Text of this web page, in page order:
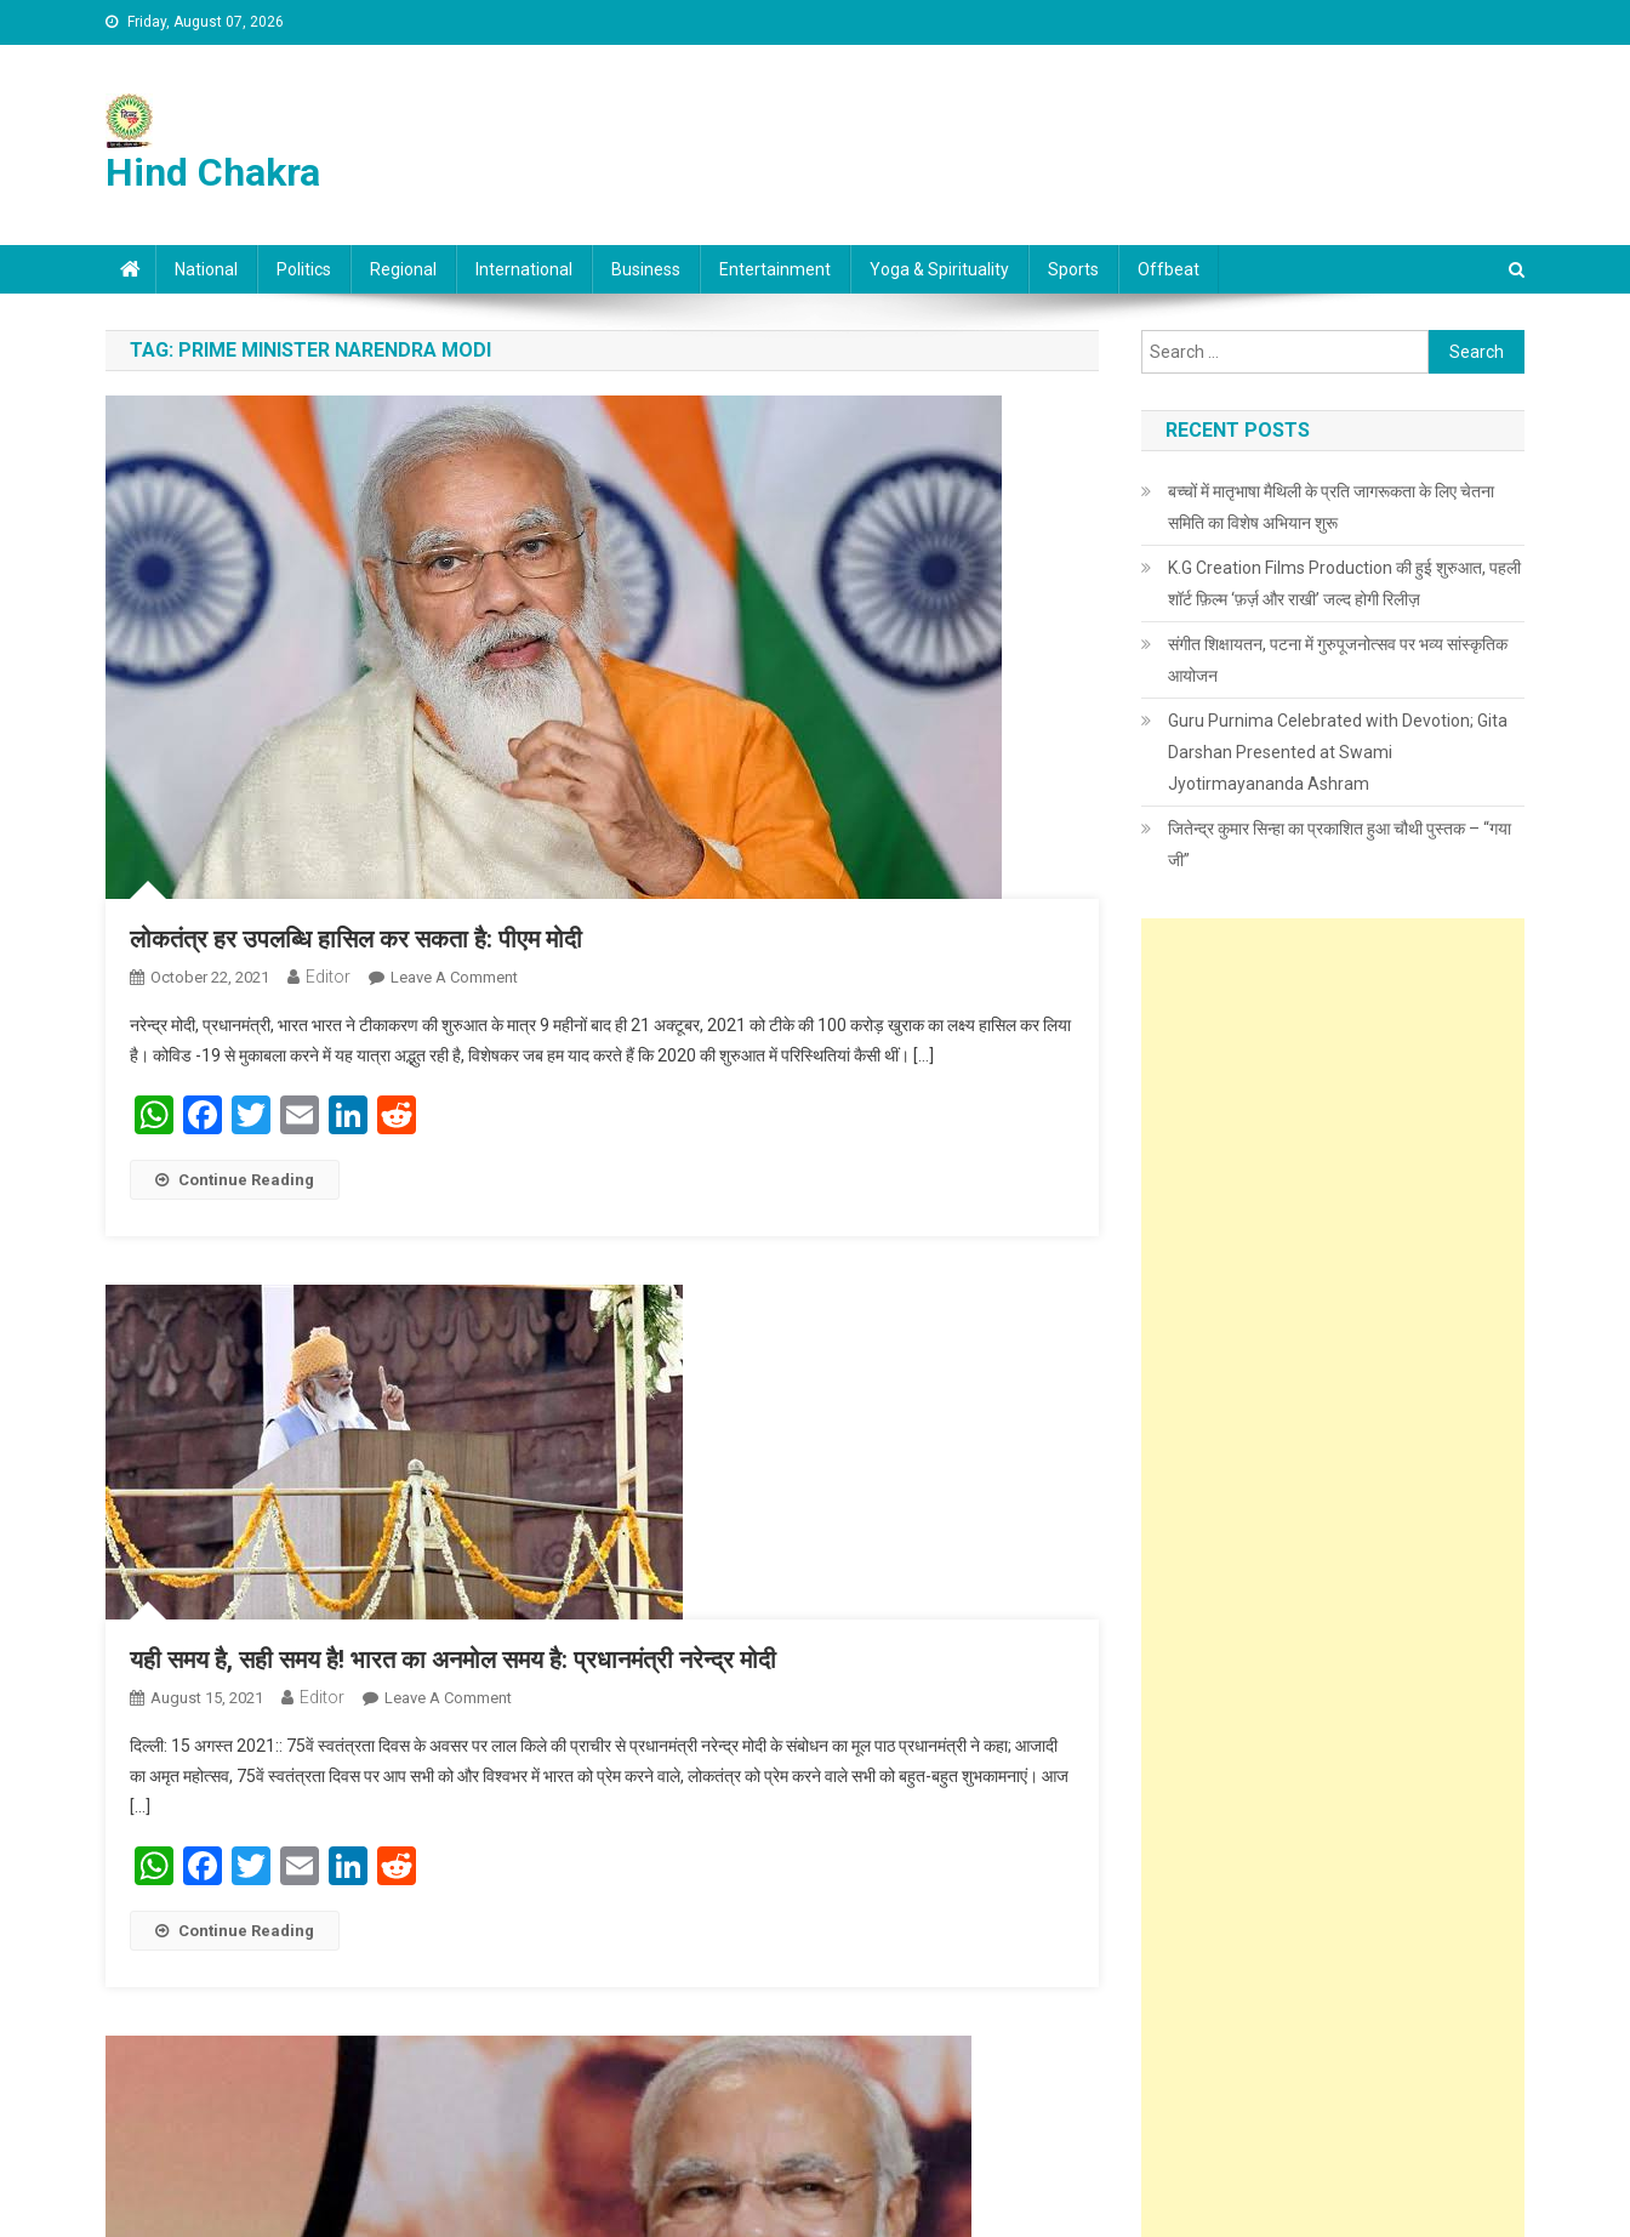
Skip to content Friday, August 07, 2026
Hind Chakra
National Politics Regional International Business Entertainment Yoga & Spirituality Sports Offbeat
TAG: PRIME MINISTER NARENDRA MODI
लोकतंत्र हर उपलब्धि हासिल कर सकता है: पीएम मोदी
October 22, 2021 Editor Leave A Comment
नरेन्द्र मोदी, प्रधानमंत्री, भारत भारत ने टीकाकरण की शुरुआत के मात्र 9 महीनों बाद ही 21 अक्टूबर, 2021 को टीके की 100 करोड़ खुराक का लक्ष्य हासिल कर लिया
है। कोविड -19 से मुकाबला करने में यह यात्रा अद्भुत रही है, विशेषकर जब हम याद करते हैं कि 2020 की शुरुआत में परिस्थितियां कैसी थीं। […]
WhatsApp
Facebook
Twitter
EmailLinkedIn
Continue Reading
यही समय है, सही समय है! भारत का अनमोल समय है: प्रधानमंत्री नरेन्द्र मोदी
August 15, 2021 Editor Leave A Comment
दिल्ली: 15 अगस्त 2021:: 75वें स्वतंत्रता दिवस के अवसर पर लाल किले की प्राचीर से प्रधानमंत्री नरेन्द्र मोदी के संबोधन का मूल पाठ प्रधानमंत्री ने कहा; आजादी
का अमृत महोत्‍सव, 75वें स्‍वतंत्रता दिवस पर आप सभी को और विश्‍वभर में भारत को प्रेम करने वाले, लोकतंत्र को प्रेम करने वाले सभी को बहुत-बहुत शुभकामनाएं। आज
[…]
WhatsApp
Facebook
Twitter
EmailLinkedIn
Continue Reading
Search for:
RECENT POSTS
बच्चों में मातृभाषा मैथिली के प्रति जागरूकता के लिए चेतना
समिति का विशेष अभियान शुरू
K.G Creation Films Production की हुई शुरुआत, पहली
शॉर्ट फ़िल्म ‘फ़र्ज़ और राखी’ जल्द होगी रिलीज़
संगीत शिक्षायतन, पटना में गुरुपूजनोत्सव पर भव्य सांस्कृतिक
आयोजन
Guru Purnima Celebrated with Devotion; Gita
Darshan Presented at Swami
Jyotirmayananda Ashram
जितेन्द्र कुमार सिन्हा का प्रकाशित हुआ चौथी पुस्तक – “गया
जी”